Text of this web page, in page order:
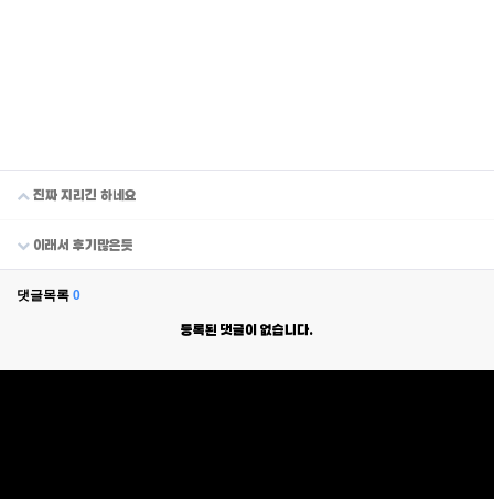
진짜 지리긴 하네요
이래서 후기많은듯
댓글목록 0
등록된 댓글이 없습니다.